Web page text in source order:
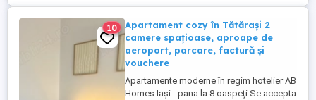
10
Apartament cozy în Tătărași 2
camere spațioase, aproape de
aeroport, parcare, factură și
vouchere
Apartamente moderne în regim hotelier AB
Homes Iași - pana la 8 oaspeți Se accepta